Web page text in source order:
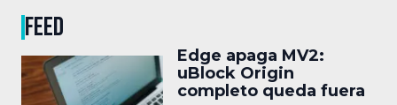
FEED
Edge apaga MV2:
uBlock Origin
completo queda fuera